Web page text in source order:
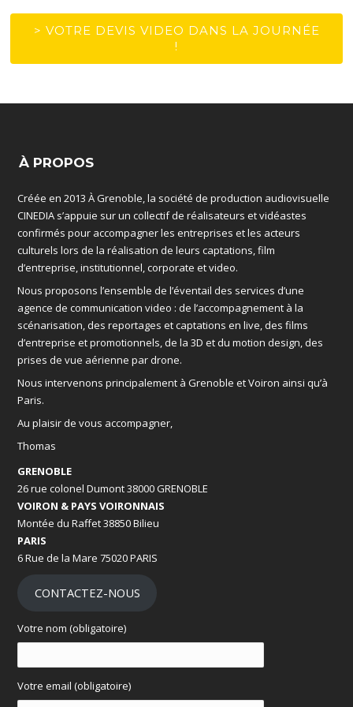
> VOTRE DEVIS VIDEO DANS LA JOURNÉE
!
À PROPOS
Créée en 2013 À Grenoble, la société de production audiovisuelle
CINEDIA s’appuie sur un collectif de réalisateurs et vidéastes
confirmés pour accompagner les entreprises et les acteurs
culturels lors de la réalisation de leurs captations, film
d’entreprise, institutionnel, corporate et video.
Nous proposons l’ensemble de l’éventail des services d’une
agence de communication video : de l’accompagnement à la
scénarisation, des reportages et captations en live, des films
d’entreprise et promotionnels, de la 3D et du motion design, des
prises de vue aérienne par drone.
Nous intervenons principalement à Grenoble et Voiron ainsi qu’à
Paris.
Au plaisir de vous accompagner,
Thomas
GRENOBLE
26 rue colonel Dumont 38000 GRENOBLE
VOIRON & PAYS VOIRONNAIS
Montée du Raffet 38850 Bilieu
PARIS
6 Rue de la Mare 75020 PARIS
CONTACTEZ-NOUS
Votre nom (obligatoire)
Votre email (obligatoire)